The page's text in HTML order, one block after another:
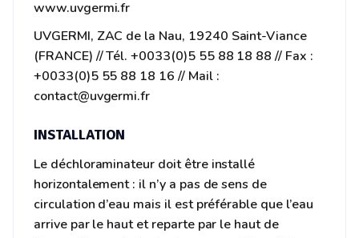
www.uvgermi.fr
UVGERMI, ZAC de la Nau, 19240 Saint-Viance
(FRANCE) // Tél. +0033(0)5 55 88 18 88 // Fax :
+0033(0)5 55 88 18 16 // Mail :
contact@uvgermi.fr
INSTALLATION
Le déchloraminateur doit être installé
horizontalement : il n’y a pas de sens de
circulation d’eau mais il est préférable que l’eau
arrive par le haut et reparte par le haut de